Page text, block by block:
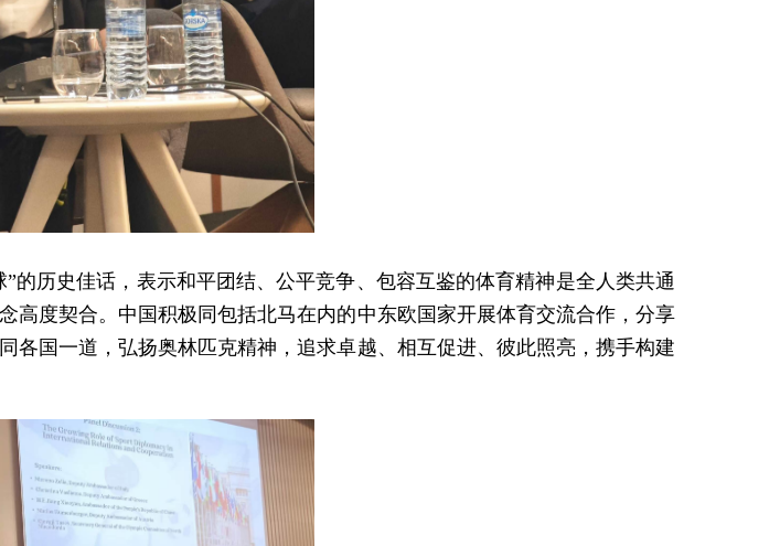
的历史佳话，表示和平团结、公平竞争、包容互鉴的体育精神是全人类共通
高度契合。中国积极同包括北马在内的中东欧国家开展体育交流合作，分享
各国一道，弘扬奥林匹克精神，追求卓越、相互促进、彼此照亮，携手构建